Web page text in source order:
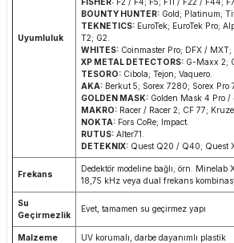
Uyumluluk
BOUNTY HUNTER: Gold; Platinum;
TEKNETICS: EuroTek; EuroTek Pro;
T2; G2.
WHITES: Coinmaster Pro; DFX / MXT;
XP METAL DETECTORS: G-Maxx 2;
TESORO: Cibola; Tejon; Vaquero.
AKA: Berkut 5; Sorex 7280; Sorex Pro
GOLDEN MASK: Golden Mask 4 Pro /
MAKRO: Racer / Racer 2; CF 77;
NOKTA: Fors CoRe; Impact.
RUTUS: Alter71.
DETEKNIX: Quest Q20 / Q40; Quest
Frekans
Dedektör modeline bağlı; örn. Minelab
18,75 kHz veya dual frekans
Su
Geçirmezlik
Evet, tamamen su geçirmez yapı
Malzeme UV korumalı, darbe dayanımlı plastik